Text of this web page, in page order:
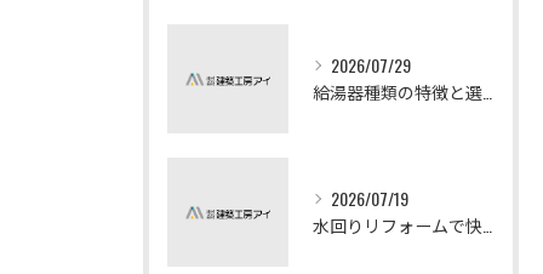
2026/07/29
2026/07/19